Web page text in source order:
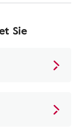
Sie